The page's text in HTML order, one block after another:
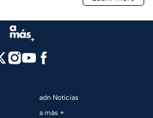
adn Noticias
a más +